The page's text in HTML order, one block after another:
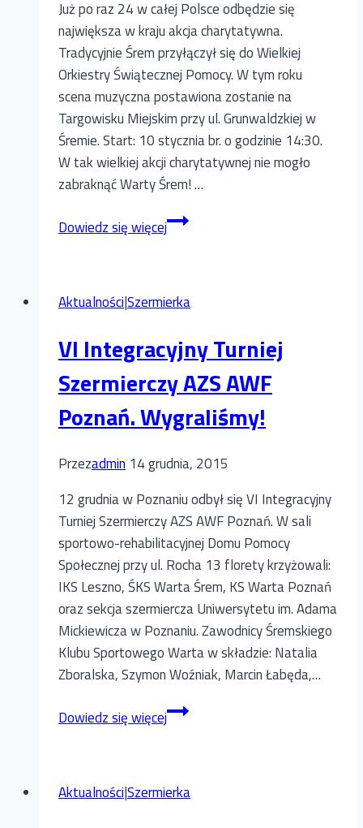
Już po raz 24 w całej Polsce odbędzie się
największa w kraju akcja charytatywna.
Tradycyjnie Śrem przyłączył się do Wielkiej
Orkiestry Świątecznej Pomocy. W tym roku
scena muzyczna postawiona zostanie na
Targowisku Miejskim przy ul. Grunwaldzkiej w
Śremie. Start: 10 stycznia br. o godzinie 14:30.
W tak wielkiej akcji charytatywnej nie mogło
zabraknąć Warty Śrem! …
Dowiedz się więcej24.
Śremie.
Aktualności|Szermierka
VI Integracyjny Turniej
Szermierczy AZS AWF
Poznań. Wygraliśmy!
Przezadmin 14 grudnia, 2015
12 grudnia w Poznaniu odbył się VI Integracyjny
Turniej Szermierczy AZS AWF Poznań. W sali
sportowo-rehabilitacyjnej Domu Pomocy
Społecznej przy ul. Rocha 13 florety krzyżowali:
IKS Leszno, ŚKS Warta Śrem, KS Warta Poznań
oraz sekcja szermiercza Uniwersytetu im. Adama
Mickiewicza w Poznaniu. Zawodnicy Śremskiego
Klubu Sportowego Warta w składzie: Natalia
Zboralska, Szymon Woźniak, Marcin Łabęda,…
Dowiedz się więcejVI
AZS
Aktualności|Szermierka